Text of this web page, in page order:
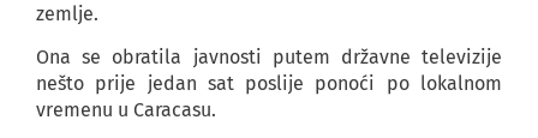
zemlje.
Ona se obratila javnosti putem državne televizije
nešto prije jedan sat poslije ponoći po lokalnom
vremenu u Caracasu.